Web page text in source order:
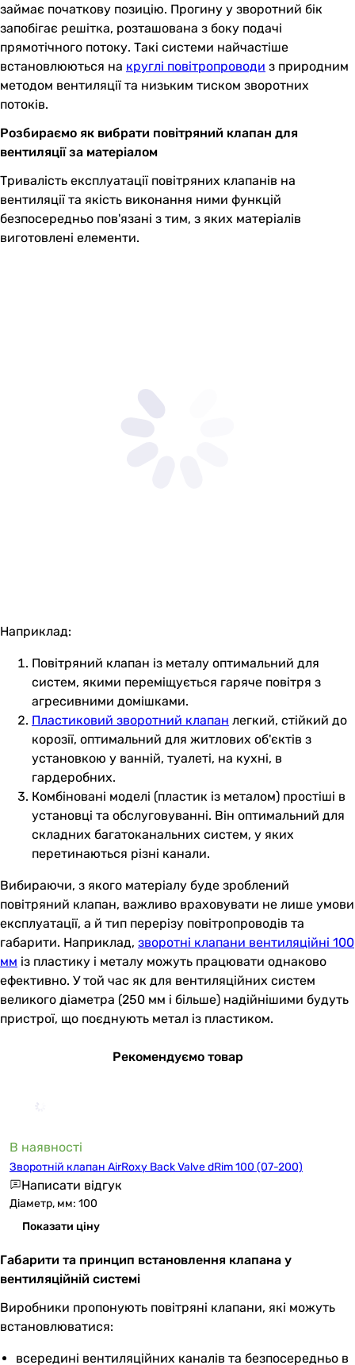
займає початкову позицію. Прогину у зворотний бік
запобігає решітка, розташована з боку подачі
прямотічного потоку. Такі системи найчастіше
встановлюються на круглі повітропроводи з природним
методом вентиляції та низьким тиском зворотних
потоків.
Розбираємо як вибрати повітряний клапан для
вентиляції за матеріалом
Тривалість експлуатації повітряних клапанів на
вентиляції та якість виконання ними функцій
безпосередньо пов'язані з тим, з яких матеріалів
виготовлені елементи.
Наприклад:
Повітряний клапан із металу оптимальний для
систем, якими переміщується гаряче повітря з
агресивними домішками.
Пластиковий зворотний клапан легкий, стійкий до
корозії, оптимальний для житлових об'єктів з
установкою у ванній, туалеті, на кухні, в
гардеробних.
Комбіновані моделі (пластик із металом) простіші в
установці та обслуговуванні. Він оптимальний для
складних багатоканальних систем, у яких
перетинаються різні канали.
Вибираючи, з якого матеріалу буде зроблений
повітряний клапан, важливо враховувати не лише умови
експлуатації, а й тип перерізу повітропроводів та
габарити. Наприклад, зворотні клапани вентиляційні 100
мм із пластику і металу можуть працювати однаково
ефективно. У той час як для вентиляційних систем
великого діаметра (250 мм і більше) надійнішими будуть
пристрої, що поєднують метал із пластиком.
Рекомендуємо товар
В наявності
Зворотній клапан AirRoxy Back Valve dRim 100 (07-200)
Написати відгук
Діаметр, мм: 100
Показати ціну
Габарити та принцип встановлення клапана у
вентиляційній системі
Виробники пропонують повітряні клапани, які можуть
встановлюватися:
всередині вентиляційних каналів та безпосередньо в